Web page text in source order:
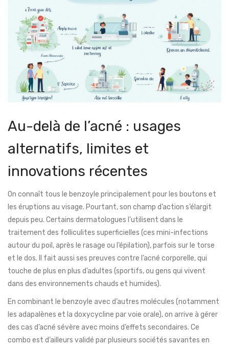
Au-delà de l’acné : usages
alternatifs, limites et
innovations récentes
On connaît tous le benzoyle principalement pour les boutons et
les éruptions au visage. Pourtant, son champ d’action s’élargit
depuis peu. Certains dermatologues l’utilisent dans le
traitement des folliculites superficielles (ces mini-infections
autour du poil, après le rasage ou l’épilation), parfois sur le torse
et le dos. Il fait aussi ses preuves contre l’acné corporelle, qui
touche de plus en plus d’adultes (sportifs, ou gens qui vivent
dans des environnements chauds et humides).
En combinant le benzoyle avec d’autres molécules (notamment
les adapalènes et la doxycycline par voie orale), on arrive à gérer
des cas d’acné sévère avec moins d’effets secondaires. Ce
combo est d’ailleurs validé par plusieurs sociétés savantes en